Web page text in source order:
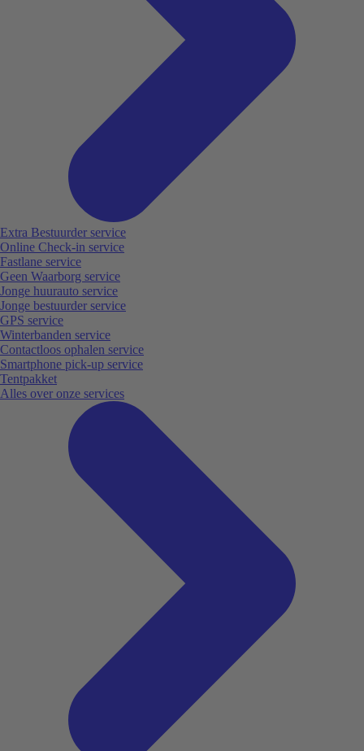
Extra Bestuurder service
Online Check-in service
Fastlane service
Geen Waarborg service
Jonge huurauto service
Jonge bestuurder service
GPS service
Winterbanden service
Contactloos ophalen service
Smartphone pick-up service
Tentpakket
Alles over onze services